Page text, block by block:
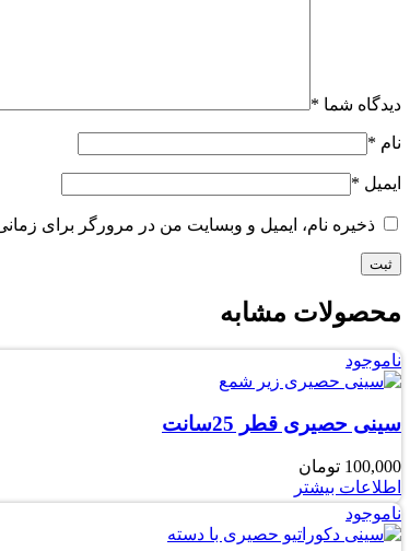
دیدگاه شما *
نام *
ایمیل *
ذخیره نام، ایمیل و وبسایت من در مرورگر برای
محصولات مشابه
ناموجود
سینی حصیری قطر 25سانت
100,000 تومان
اطلاعات بیشتر
ناموجود